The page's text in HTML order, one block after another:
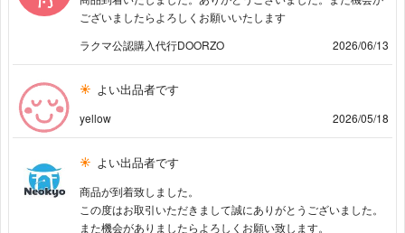
ございましたらよろしくお願いいたします
ラクマ公認購入代行DOORZO
2026/06/13
よい出品者です
yellow 2026/05/18
よい出品者です
商品が到着致しました。
この度はお取引いただきまして誠にありがとうございました。
また機会がありましたらよろしくお願い致します。